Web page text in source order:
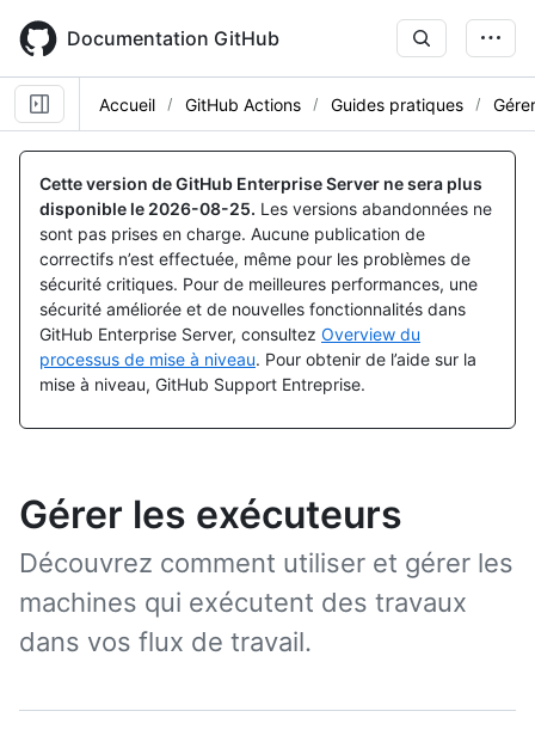
main
content
Documentation GitHub
Accueil GitHub Actions Guides pratiques
Cette version de GitHub Enterprise Server ne sera plus
disponible le 2026-08-25. Les versions abandonnées ne
sont pas prises en charge. Aucune publication de
correctifs n’est effectuée, même pour les problèmes de
sécurité critiques. Pour de meilleures performances, une
sécurité améliorée et de nouvelles fonctionnalités dans
GitHub Enterprise Server, consultez Overview du
processus de mise à niveau. Pour obtenir de l’aide sur la
mise à niveau, GitHub Support Entreprise.
Gérer les exécuteurs
Découvrez comment utiliser et gérer les
machines qui exécutent des travaux
dans vos flux de travail.